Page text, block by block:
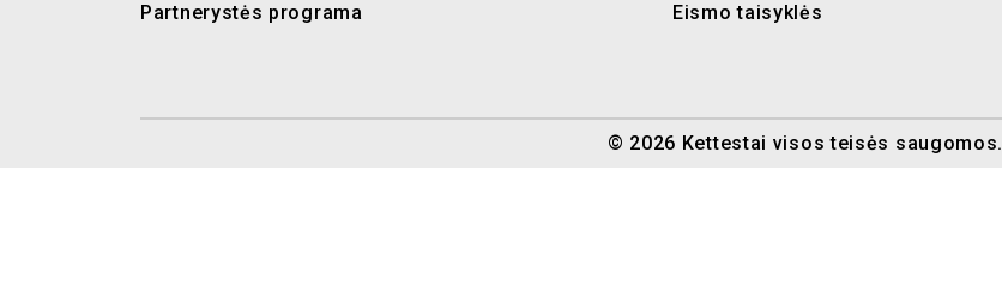
Partnerystės programa
Eismo taisyklės
© 2026 Kettestai visos teisės saugomos.